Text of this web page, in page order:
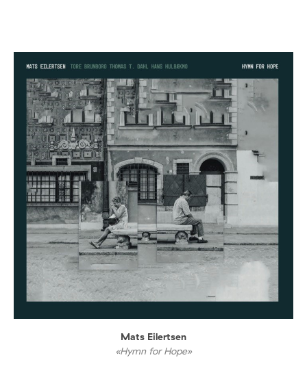
Mats Eilertsen
«Hymn for Hope»